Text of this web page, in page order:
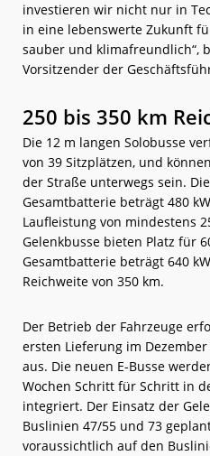
investieren wir nicht nur in
in eine lebenswerte Zukunft
sauber und klimafreundlich“,
Vorsitzender der
250 bis 350 km
Die 12 m langen Solobusse
von 39 Sitzplätzen, und
der Straße unterwegs sein.
Gesamtbatterie beträgt 480
Laufleistung von mindestens
Gelenkbusse bieten Platz für
Gesamtbatterie beträgt 640
Reichweite von 350 km.
Der Betrieb der Fahrzeuge
ersten Lieferung im
aus. Die neuen E-Busse
Wochen Schritt für Schritt in
integriert. Der Einsatz der
Buslinien 47/55 und 73
voraussichtlich auf den